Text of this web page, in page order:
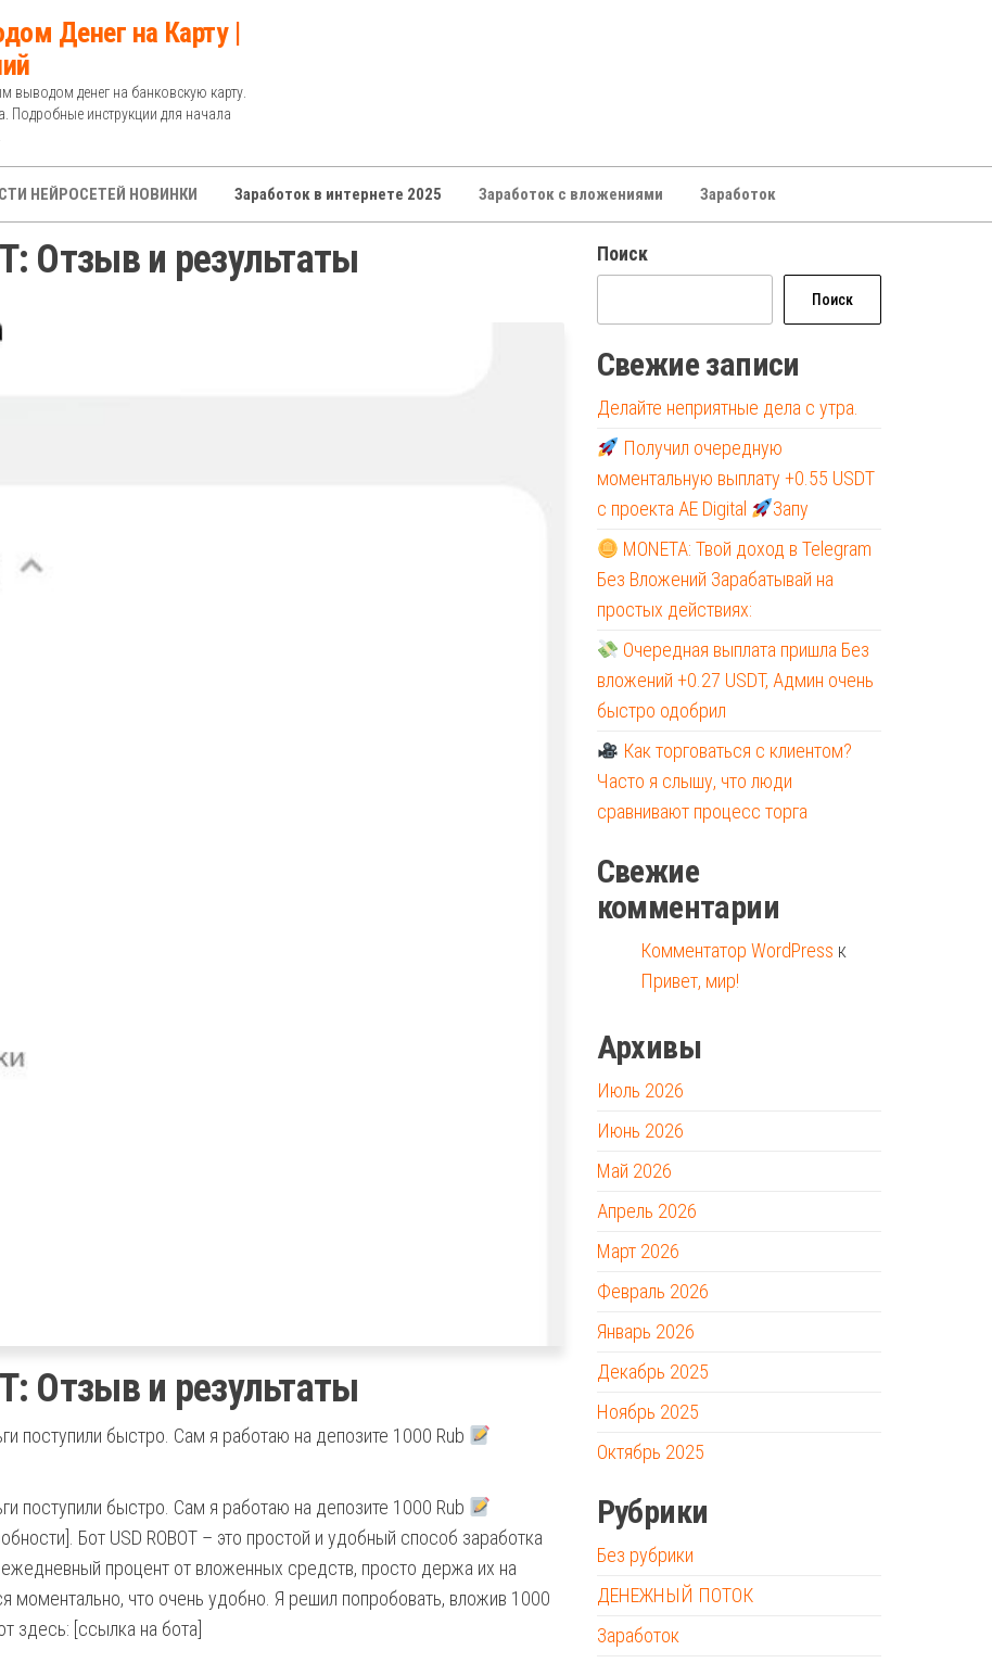
Денег на Карту |
выводом денег на банковскую карту.
Подробные инструкции для начала
НЕЙРОСЕТЕЙ НОВИНКИ Заработок в интернете 2025 Заработок с вложениями Заработок
Отзыв и результаты
Отзыв и результаты
поступили быстро. Сам я работаю на депозите 1000 Rub
поступили быстро. Сам я работаю на депозите 1000 Rub
Бот USD ROBOT – это простой и удобный способ заработка
процент от вложенных средств, просто держа их на
моментально, что очень удобно. Я решил попробовать, вложив 1000
здесь: [ссылка на бота]
Поиск
Поиск
Свежие записи
Делайте неприятные дела с утра.
Получил очередную
моментальную выплату +0.55 USDT
с проекта AE Digital
Запу
MONETA: Твой доход в Telegram
Без Вложений Зарабатывай на
простых действиях:
Очередная выплата пришла Без
вложений +0.27 USDT, Админ очень
быстро одобрил
Как торговаться с клиентом?
Часто я слышу, что люди
сравнивают процесс торга
Свежие
комментарии
Комментатор WordPress к
Привет, мир!
Архивы
Июль 2026
Июнь 2026
Май 2026
Апрель 2026
Март 2026
Февраль 2026
Январь 2026
Декабрь 2025
Ноябрь 2025
Октябрь 2025
Рубрики
Без рубрики
ДЕНЕЖНЫЙ ПОТОК
Заработок